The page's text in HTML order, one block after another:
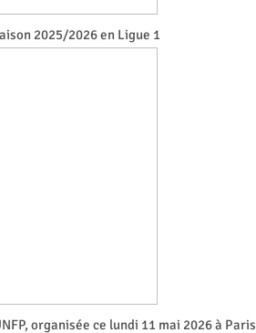
2025/2026 en Ligue 1
organisée ce lundi 11 mai 2026 à Paris